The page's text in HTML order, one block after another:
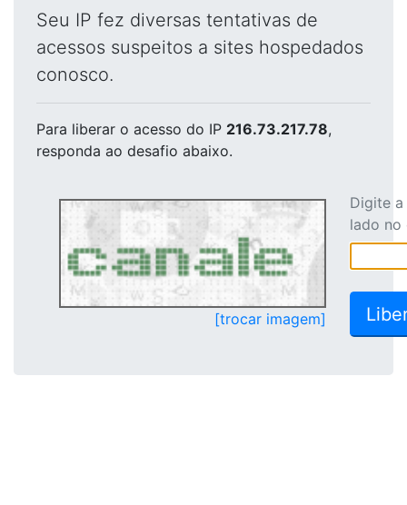
Seu IP fez diversas tentativas de
acessos suspeitos a sites hospedados
conosco.
Para liberar o acesso do IP 216.73.217.78,
responda ao desafio abaixo.
[trocar imagem]
Digite
lado no